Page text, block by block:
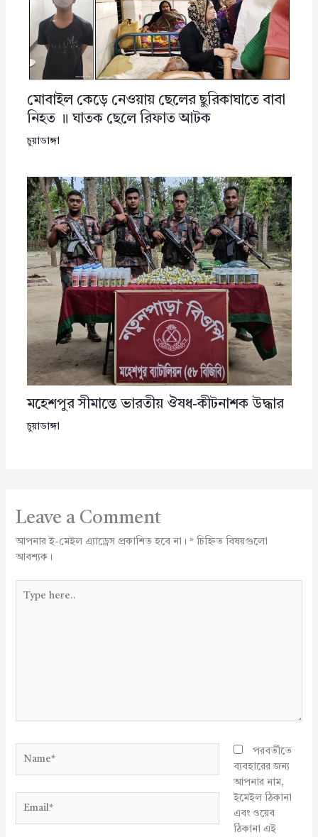
মোবাইল কেড়ে নেওয়ায় ছেলের ছুরিকাঘাতে বাবা
নিহত ॥ ঘাতক ছেলে রিফাত আটক
চুয়াডাঙ্গা
মহেশপুর সীমান্তে ভারতীয় ঔষধ-কীটনাশক উদ্ধার
চুয়াডাঙ্গা
Leave a Comment
আপনার ই-মেইল এ্যাড্রেস প্রকাশিত হবে না। *চিহ্নিত বিষয়গুলো
আবশ্যক।
here..
পরবর্তীতে
ব্যবহারের জন্য
আপনার নাম,
ইমেইল ঠিকানা
এবং ওয়েব
ঠিকানা এই